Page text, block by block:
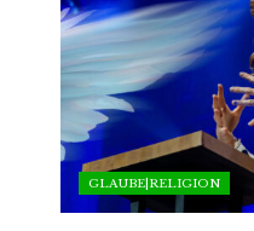
GLAUBE|RELIGION